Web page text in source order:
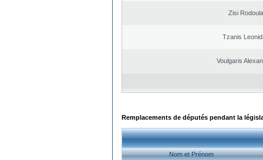
Zisi Rodoula
Tzanis
Voulgaris
Remplacements de députés pendant la
Nom et Prénom